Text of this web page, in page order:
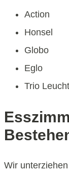
Action
Honsel
Globo
Eglo
Trio
Wir